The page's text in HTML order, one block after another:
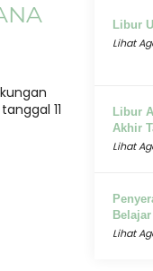
11
Libur
Lihat
Libur
Akhir
Lihat
Lihat